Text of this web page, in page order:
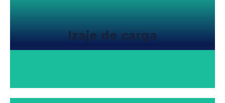
Izaje de carga